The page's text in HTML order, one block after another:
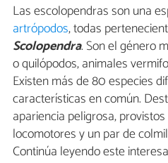
Las escolopendras son una
artrópodos, todas
Scolopendra. Son el género
o quilópodos, animales
Existen más de 80 especies
características en común.
apariencia peligrosa,
locomotores y un par de
Continúa leyendo este